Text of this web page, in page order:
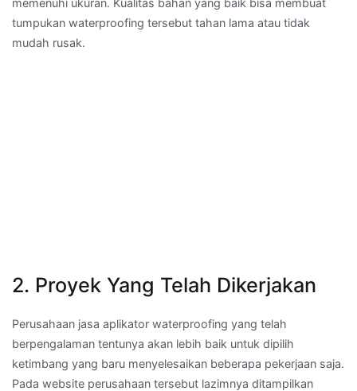
memenuhi ukuran. Kualitas bahan yang baik bisa membuat
tumpukan waterproofing tersebut tahan lama atau tidak
mudah rusak.
2. Proyek Yang Telah Dikerjakan
Perusahaan jasa aplikator waterproofing yang telah
berpengalaman tentunya akan lebih baik untuk dipilih
ketimbang yang baru menyelesaikan beberapa pekerjaan saja.
Pada website perusahaan tersebut lazimnya ditampilkan